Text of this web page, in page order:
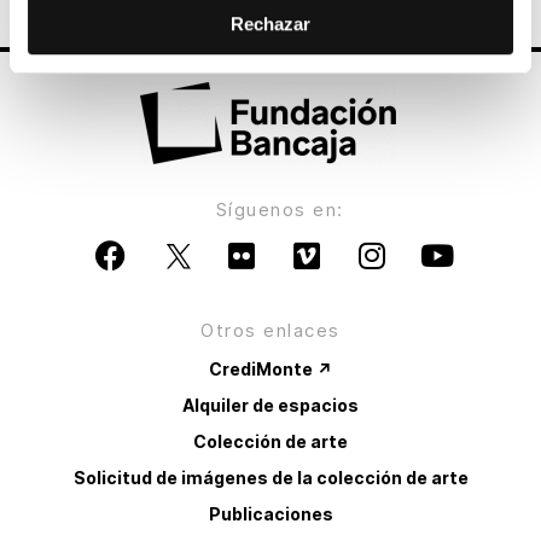
Rechazar
Síguenos en:
Otros enlaces
CrediMonte ↗
Alquiler de espacios
Colección de arte
Solicitud de imágenes de la colección de arte
Publicaciones